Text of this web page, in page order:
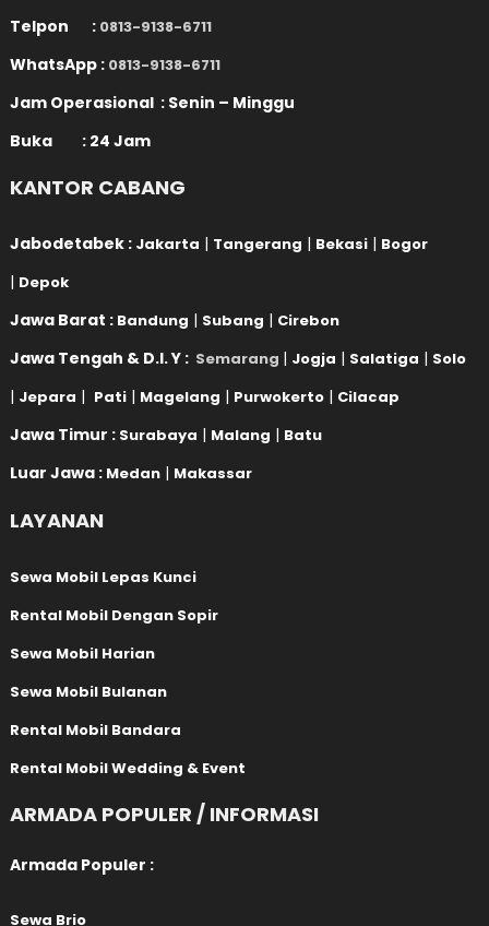
Telpon : 0813-9138-6711
WhatsApp : 0813-9138-6711
Jam Operasional : Senin – Minggu
Buka : 24 Jam
KANTOR CABANG
Jabodetabek : Jakarta | Tangerang | Bekasi | Bogor
| Depok
Jawa Barat : Bandung | Subang | Cirebon
Jawa Tengah & D.I. Y : Semarang | Jogja | Salatiga | Solo
| Jepara | Pati | Magelang | Purwokerto | Cilacap
Jawa Timur : Surabaya | Malang | Batu
Luar Jawa : Medan | Makassar
LAYANAN
Sewa Mobil Lepas Kunci
Rental Mobil Dengan Sopir
Sewa Mobil Harian
Sewa Mobil Bulanan
Rental Mobil Bandara
Rental Mobil Wedding & Event
ARMADA POPULER / INFORMASI
Armada Populer :
Sewa Brio